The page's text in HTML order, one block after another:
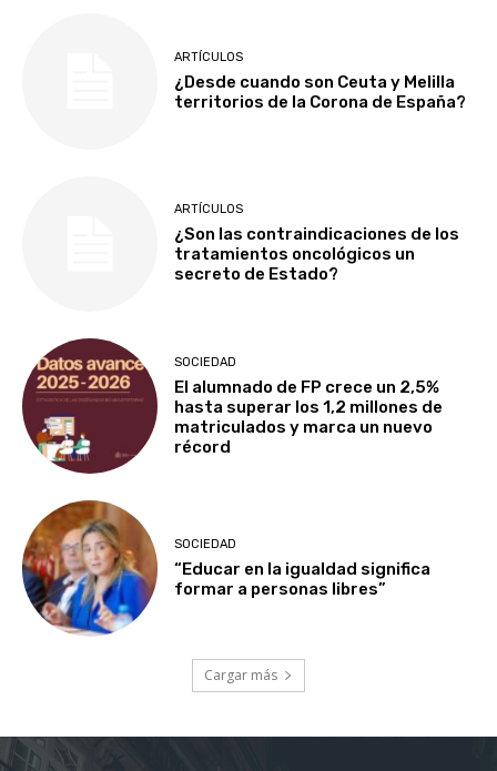
ARTÍCULOS
¿Desde cuando son Ceuta y Melilla
territorios de la Corona de España?
ARTÍCULOS
¿Son las contraindicaciones de los
tratamientos oncológicos un
secreto de Estado?
SOCIEDAD
El alumnado de FP crece un 2,5%
hasta superar los 1,2 millones de
matriculados y marca un nuevo
récord
SOCIEDAD
“Educar en la igualdad significa
formar a personas libres”
Cargar más